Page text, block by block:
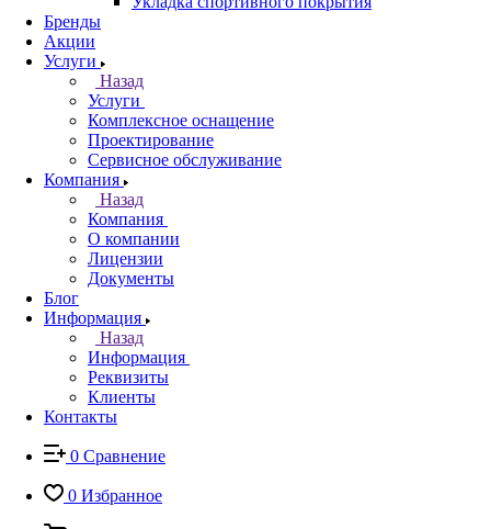
Бренды
Акции
Услуги
Назад
Услуги
Комплексное оснащение
Проектирование
Сервисное обслуживание
Компания
Назад
Компания
О компании
Лицензии
Документы
Блог
Информация
Назад
Информация
Реквизиты
Клиенты
Контакты
0 Сравнение
0 Избранное